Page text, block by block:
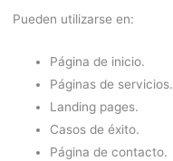
Pueden utilizarse en:
Página de inicio.
Páginas de servicios.
Landing pages.
Casos de éxito.
Página de contacto.